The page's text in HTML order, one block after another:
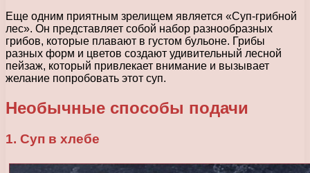
Еще одним приятным зрелищем является «Суп-грибной
лес». Он представляет собой набор разнообразных
грибов, которые плавают в густом бульоне. Грибы
разных форм и цветов создают удивительный лесной
пейзаж, который привлекает внимание и вызывает
желание попробовать этот суп.
Необычные способы подачи
1. Суп в хлебе